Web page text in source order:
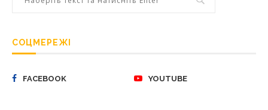
СОЦМЕРЕЖІ
FACEBOOK YOUTUBE